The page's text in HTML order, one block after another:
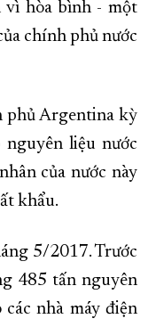
vì hòa bình - một
chính phủ nước
phủ Argentina kỳ
liệu nước
của nước này
khẩu.
5/2017. Trước
485 tấn nguyên
nhà máy điện